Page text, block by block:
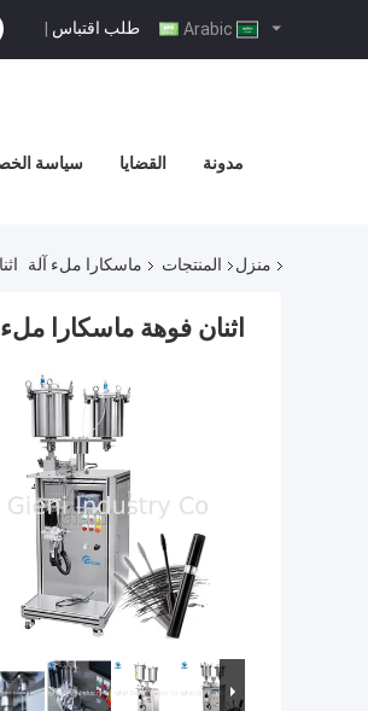
طلب اقتباس |
سياسة القضايا مدونة
منزل المنتجات ماسكارا ملء آلة
اثنان فوهة ماسكارا ملء